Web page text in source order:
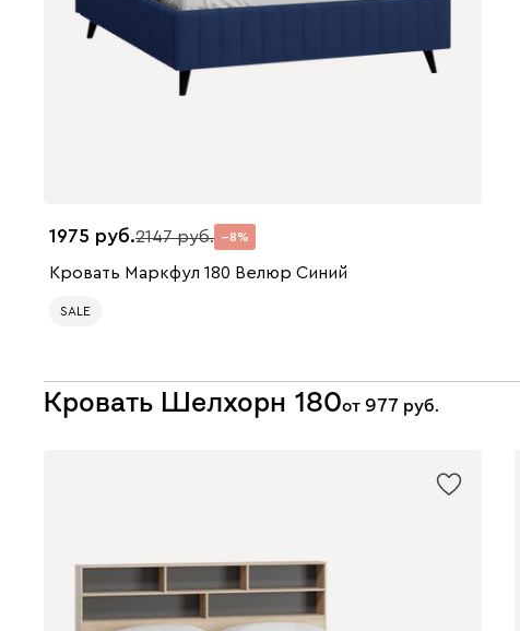
1975 2147 8
Кровать Маркфул 180 Велюр Синий
SALE
Кровать Шелхорн 180от 977